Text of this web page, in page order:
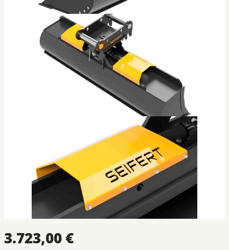
3.723,00 €